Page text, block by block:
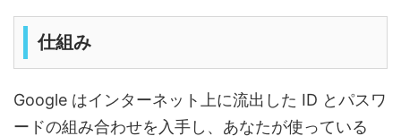
仕組み
Google はインターネット上に流出した ID とパスワ
ードの組み合わせを入手し、あなたが使っている